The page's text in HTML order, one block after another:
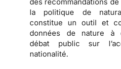
la politique de
constitue un outil et
données de nature à
débat public sur
nationalité.